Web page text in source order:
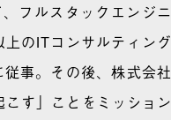
フルスタックエンジニ
のITコンサルティング
事。 その後、株式会社
す」ことをミッション